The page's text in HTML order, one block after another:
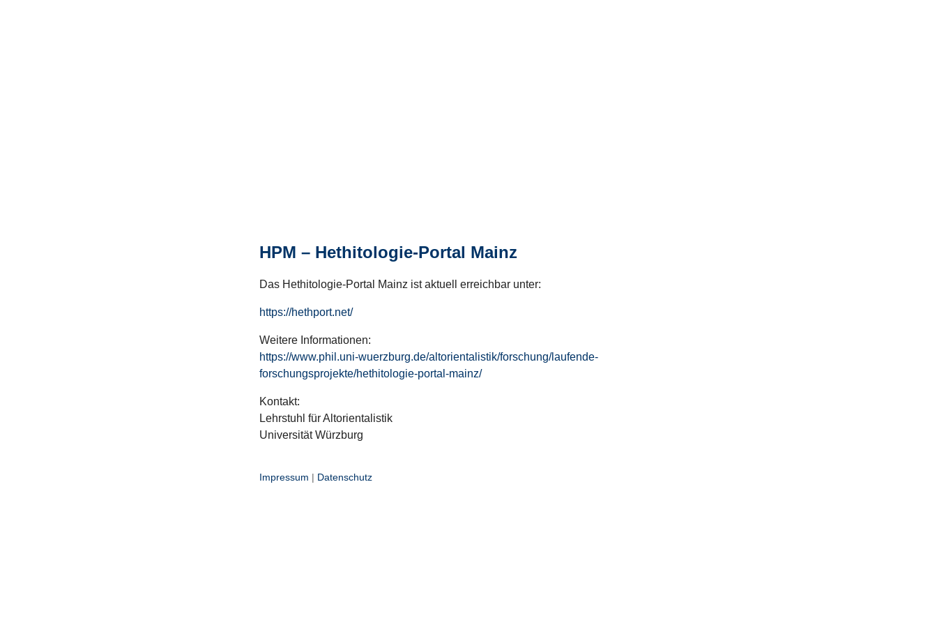
HPM – Hethitologie-Portal Mainz
Das Hethitologie-Portal Mainz ist aktuell erreichbar unter:
https://hethport.net/
Weitere Informationen:
https://www.phil.uni-wuerzburg.de/altorientalistik/forschung/laufende-
forschungsprojekte/hethitologie-portal-mainz/
Kontakt:
Lehrstuhl für Altorientalistik
Universität Würzburg
Impressum | Datenschutz